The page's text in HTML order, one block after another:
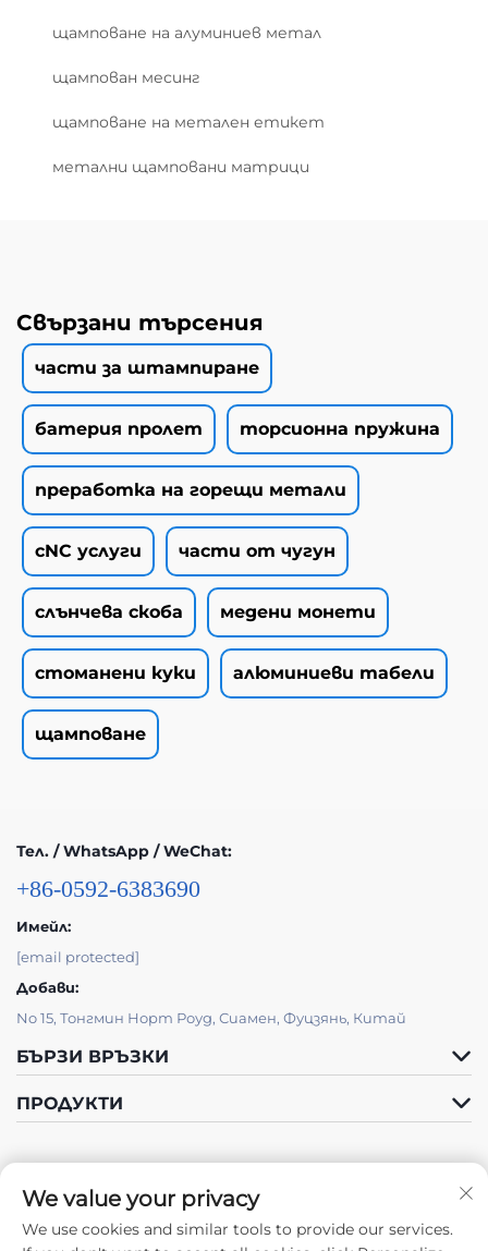
щамповане на алуминиев метал
щампован месинг
щамповане на метален етикет
метални щамповани матрици
Свързани търсения
части за штампиране
батерия пролет торсионна пружина
преработка на горещи метали
cNC услуги части от чугун
слънчева скоба медени монети
стоманени куки алюминиеви табели
щамповане
Тел. / WhatsApp / WeChat:
+86-0592-6383690
Имейл:
[email protected]
Добави:
No 15, Тонгмин Норт Роуд, Сиамен, Фуцзянь, Китай
БЪРЗИ ВРЪЗКИ
ПРОДУКТИ
We value your privacy
We use cookies and similar tools to provide our services.